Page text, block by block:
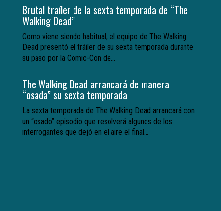
Brutal traíler de la sexta temporada de “The
Walking Dead”
Como viene siendo habitual, el equipo de The Walking
Dead presentó el tráiler de su sexta temporada durante
su paso por la Comic-Con de...
The Walking Dead arrancará de manera
“osada” su sexta temporada
La sexta temporada de The Walking Dead arrancará con
un “osado” episodio que resolverá algunos de los
interrogantes que dejó en el aire el final...